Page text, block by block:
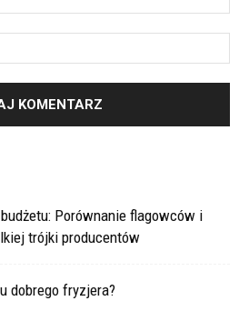
Porównanie flagowców i
trójki producentów
dobrego fryzjera?